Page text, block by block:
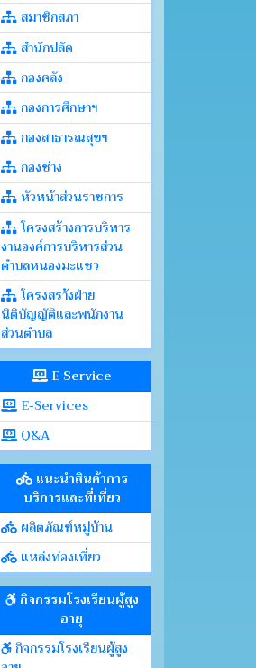
สมาชิกสภา
สำนักปลัด
กองคลัง
กองการศึกษาฯ
กองสาธารณสุขฯ
กองช่าง
หัวหน้าส่วนราชการ
โครงสร้างการบริหาร
งานองค์การบริหารส่วน
ตำบลหนองมะแซว
โครงสรา้งฝ่าย
นิติบัญญัติและพนักงาน
ส่วนตำบล
E Service
E-Services
Q&A
แนะนำสินค้าการ
บริการและที่เที่ยว
ผลิตภัณฑ์หมู่บ้าน
แหล่งท่องเที่ยว
กิจกรรมโรงเรียนผู้สูง
อายุ
กิจกรรมโรงเรียนผู้สูง